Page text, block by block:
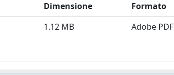
Dimensione
Formato
1.12 MB Adobe PDF